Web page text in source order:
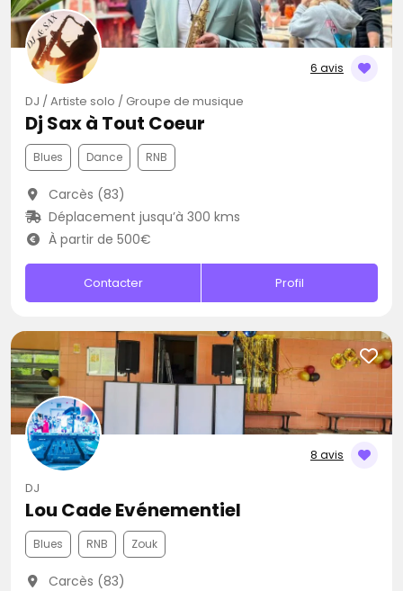
6 avis
DJ / Artiste solo / Groupe de musique
Dj Sax à Tout Coeur
Blues Dance RNB
Carcès (83)
Déplacement jusqu’à 300 kms
À partir de 500€
Contacter Profil
8 avis
DJ
Lou Cade Evénementiel
Blues RNB Zouk
Carcès (83)